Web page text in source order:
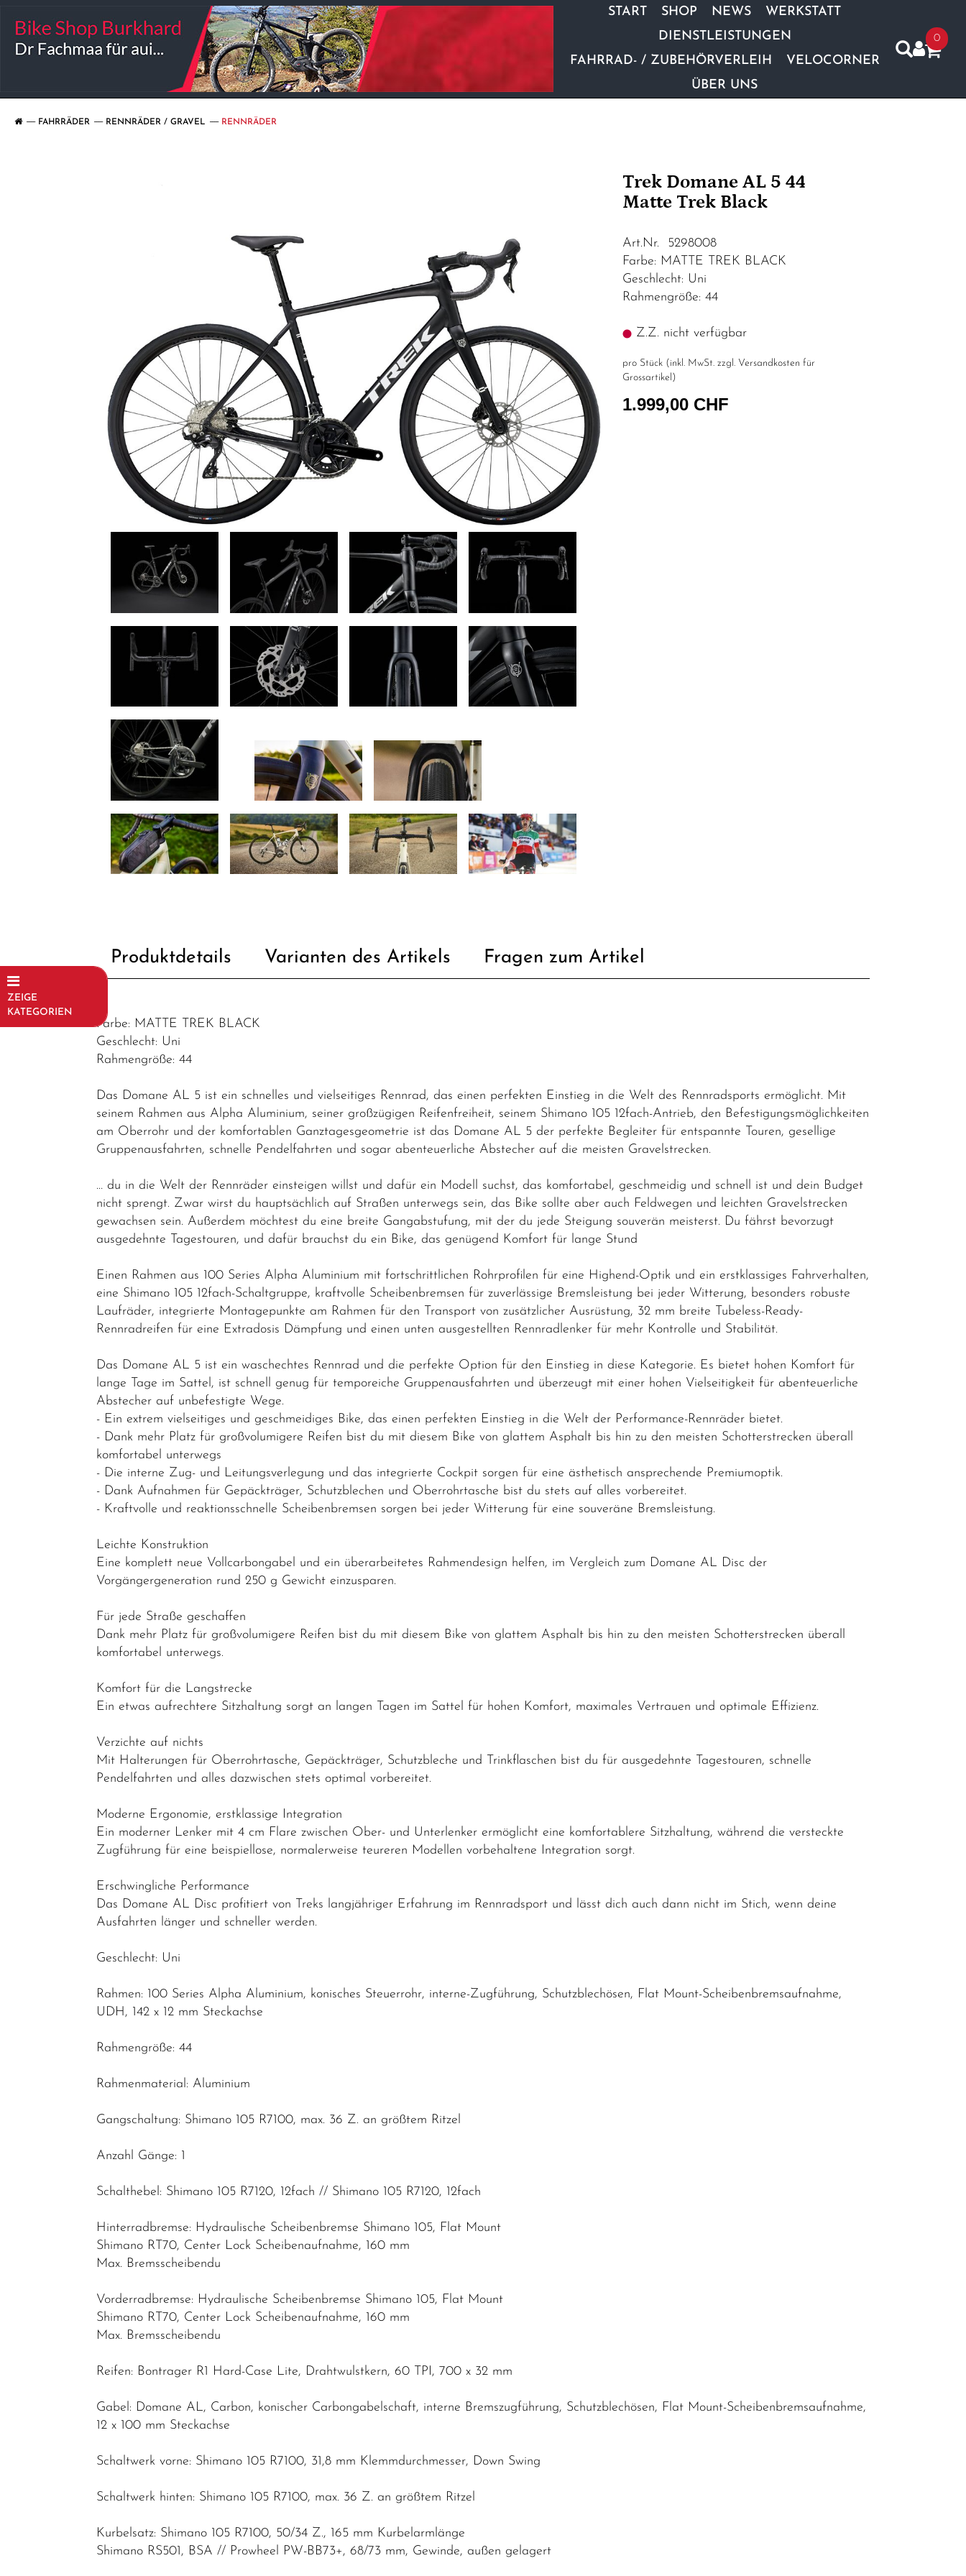
START SHOP NEWS
WERKSTATT
DIENSTLEISTUNGEN
FAHRRAD- / ZUBEHÖRVERLEIH
VELOCORNER
ÜBER UNS
0
FAHRRÄDER RENNRÄDER / GRAVEL RENNRÄDER
ZEIGE
KATEGORIEN
Mountainbikes
Sonderangebote
Trek Domane AL 5 44
Matte Trek Black
Art.Nr. 5298008
Farbe: MATTE TREK BLACK
Geschlecht: Uni
Rahmengröße: 44
Z.Z. nicht verfügbar
pro Stück (inkl. MwSt. zzgl. Versandkosten für
Grossartikel )
1.999,00 CHF
Produktdetails Varianten des Artikels Fragen zum Artikel
Farbe: MATTE TREK BLACK
Geschlecht: Uni
Rahmengröße: 44
Das Domane AL 5 ist ein schnelles und vielseitiges Rennrad, das einen perfekten Einstieg in die Welt des Rennradsports ermöglicht. Mit
seinem Rahmen aus Alpha Aluminium, seiner großzügigen Reifenfreiheit, seinem Shimano 105 12fach-Antrieb, den Befestigungsmöglichkeiten
am Oberrohr und der komfortablen Ganztagesgeometrie ist das Domane AL 5 der perfekte Begleiter für entspannte Touren, gesellige
Gruppenausfahrten, schnelle Pendelfahrten und sogar abenteuerliche Abstecher auf die meisten Gravelstrecken.
… du in die Welt der Rennräder einsteigen willst und dafür ein Modell suchst, das komfortabel, geschmeidig und schnell ist und dein Budget
nicht sprengt. Zwar wirst du hauptsächlich auf Straßen unterwegs sein, das Bike sollte aber auch Feldwegen und leichten Gravelstrecken
gewachsen sein. Außerdem möchtest du eine breite Gangabstufung, mit der du jede Steigung souverän meisterst. Du fährst bevorzugt
ausgedehnte Tagestouren, und dafür brauchst du ein Bike, das genügend Komfort für lange Stund
Einen Rahmen aus 100 Series Alpha Aluminium mit fortschrittlichen Rohrprofilen für eine Highend-Optik und ein erstklassiges Fahrverhalten,
eine Shimano 105 12fach-Schaltgruppe, kraftvolle Scheibenbremsen für zuverlässige Bremsleistung bei jeder Witterung, besonders robuste
Laufräder, integrierte Montagepunkte am Rahmen für den Transport von zusätzlicher Ausrüstung, 32 mm breite Tubeless-Ready-
Rennradreifen für eine Extradosis Dämpfung und einen unten ausgestellten Rennradlenker für mehr Kontrolle und Stabilität.
Das Domane AL 5 ist ein waschechtes Rennrad und die perfekte Option für den Einstieg in diese Kategorie. Es bietet hohen Komfort für
lange Tage im Sattel, ist schnell genug für temporeiche Gruppenausfahrten und überzeugt mit einer hohen Vielseitigkeit für abenteuerliche
Abstecher auf unbefestigte Wege.
- Ein extrem vielseitiges und geschmeidiges Bike, das einen perfekten Einstieg in die Welt der Performance-Rennräder bietet.
- Dank mehr Platz für großvolumigere Reifen bist du mit diesem Bike von glattem Asphalt bis hin zu den meisten Schotterstrecken überall
komfortabel unterwegs
- Die interne Zug- und Leitungsverlegung und das integrierte Cockpit sorgen für eine ästhetisch ansprechende Premiumoptik.
- Dank Aufnahmen für Gepäckträger, Schutzblechen und Oberrohrtasche bist du stets auf alles vorbereitet.
- Kraftvolle und reaktionsschnelle Scheibenbremsen sorgen bei jeder Witterung für eine souveräne Bremsleistung.
Leichte Konstruktion
Eine komplett neue Vollcarbongabel und ein überarbeitetes Rahmendesign helfen, im Vergleich zum Domane AL Disc der
Vorgängergeneration rund 250 g Gewicht einzusparen.
Für jede Straße geschaffen
Dank mehr Platz für großvolumigere Reifen bist du mit diesem Bike von glattem Asphalt bis hin zu den meisten Schotterstrecken überall
komfortabel unterwegs.
Komfort für die Langstrecke
Ein etwas aufrechtere Sitzhaltung sorgt an langen Tagen im Sattel für hohen Komfort, maximales Vertrauen und optimale Effizienz.
Verzichte auf nichts
Mit Halterungen für Oberrohrtasche, Gepäckträger, Schutzbleche und Trinkflaschen bist du für ausgedehnte Tagestouren, schnelle
Pendelfahrten und alles dazwischen stets optimal vorbereitet.
Moderne Ergonomie, erstklassige Integration
Ein moderner Lenker mit 4 cm Flare zwischen Ober- und Unterlenker ermöglicht eine komfortablere Sitzhaltung, während die versteckte
Zugführung für eine beispiellose, normalerweise teureren Modellen vorbehaltene Integration sorgt.
Erschwingliche Performance
Das Domane AL Disc profitiert von Treks langjähriger Erfahrung im Rennradsport und lässt dich auch dann nicht im Stich, wenn deine
Ausfahrten länger und schneller werden.
Geschlecht: Uni
Rahmen: 100 Series Alpha Aluminium, konisches Steuerrohr, interne-Zugführung, Schutzblechösen, Flat Mount-Scheibenbremsaufnahme,
UDH, 142 x 12 mm Steckachse
Rahmengröße: 44
Rahmenmaterial: Aluminium
Gangschaltung: Shimano 105 R7100, max. 36 Z. an größtem Ritzel
Anzahl Gänge: 1
Schalthebel: Shimano 105 R7120, 12fach // Shimano 105 R7120, 12fach
Hinterradbremse: Hydraulische Scheibenbremse Shimano 105, Flat Mount
Shimano RT70, Center Lock Scheibenaufnahme, 160 mm
Max. Bremsscheibendu
Vorderradbremse: Hydraulische Scheibenbremse Shimano 105, Flat Mount
Shimano RT70, Center Lock Scheibenaufnahme, 160 mm
Max. Bremsscheibendu
Reifen: Bontrager R1 Hard-Case Lite, Drahtwulstkern, 60 TPI, 700 x 32 mm
Gabel: Domane AL, Carbon, konischer Carbongabelschaft, interne Bremszugführung, Schutzblechösen, Flat Mount-Scheibenbremsaufnahme,
12 x 100 mm Steckachse
Schaltwerk vorne: Shimano 105 R7100, 31,8 mm Klemmdurchmesser, Down Swing
Schaltwerk hinten: Shimano 105 R7100, max. 36 Z. an größtem Ritzel
Kurbelsatz: Shimano 105 R7100, 50/34 Z., 165 mm Kurbelarmlänge
Shimano RS501, BSA // Prowheel PW-BB73+, 68/73 mm, Gewinde, außen gelagert